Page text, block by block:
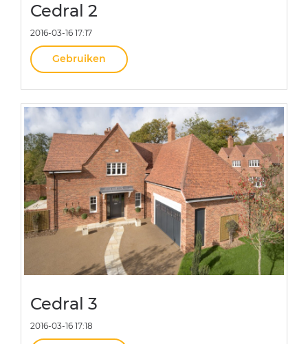
Cedral 2
2016-03-16 17:17
Gebruiken
Cedral 3
2016-03-16 17:18